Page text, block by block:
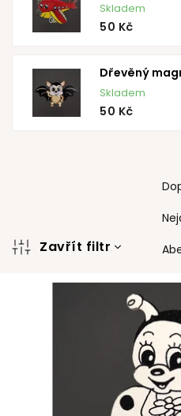
Skladem
50 Kč
Dřevěný
Skladem
50 Kč
Ř
a
n
p
r
o
d
u
k
t
ů
Zavřít filtr